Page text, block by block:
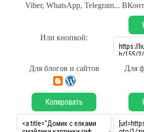
Viber, WhatsApp, Telegram...
Или кнопкой:
Для блогов и сайтов Для
Копировать